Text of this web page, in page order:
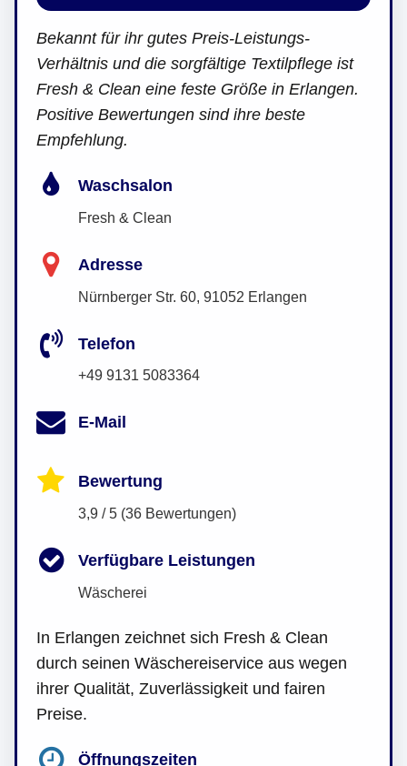
Bekannt für ihr gutes Preis-Leistungs-
Verhältnis und die sorgfältige Textilpflege ist
Fresh & Clean eine feste Größe in Erlangen.
Positive Bewertungen sind ihre beste
Empfehlung.
Waschsalon
Fresh & Clean
Adresse
Nürnberger Str. 60, 91052 Erlangen
Telefon
+49 9131 5083364
E-Mail
Bewertung
3,9 / 5 (36 Bewertungen)
Verfügbare Leistungen
Wäscherei
In Erlangen zeichnet sich Fresh & Clean
durch seinen Wäschereiservice aus wegen
ihrer Qualität, Zuverlässigkeit und fairen
Preise.
Öffnungszeiten